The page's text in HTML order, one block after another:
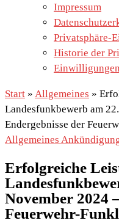
Impressum
Privatsphäre-
Historie der
Start » Allgemeines »
Landesfunkbewerb am
Endergebnisse der
Allgemeines
Erfolgreiche
November 2024
Feuerwehr-